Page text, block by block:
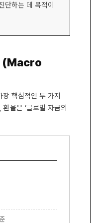
단하는 데 목적이
(Macro
핵심적인 두 가지
환율은 ‘글로벌 자금의